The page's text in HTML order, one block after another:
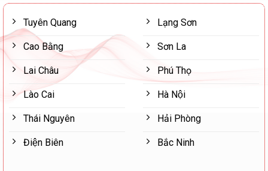
Tuyên Quang
Cao Bằng
Lai Châu
Lào Cai
Thái Nguyên
Điện Biên
Lạng Sơn
Sơn La
Phú Thọ
Hà Nội
Hải Phòng
Bắc Ninh